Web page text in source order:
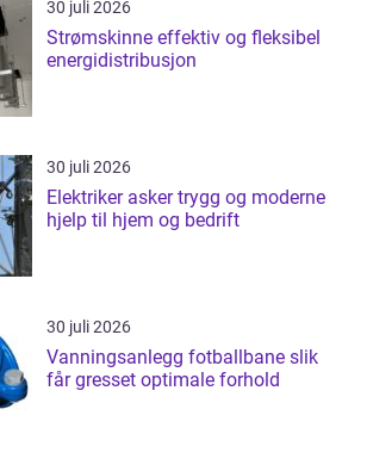
30 juli 2026
Strømskinne effektiv og fleksibel
energidistribusjon
30 juli 2026
Elektriker asker trygg og moderne
hjelp til hjem og bedrift
30 juli 2026
Vanningsanlegg fotballbane slik
får gresset optimale forhold